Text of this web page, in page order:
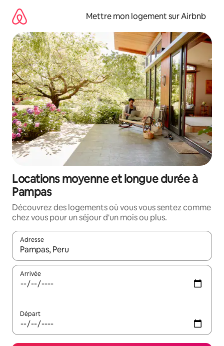
directement
contenu
Mettre mon logement sur Airbnb
Locations moyenne et longue durée à
Pampas
Découvrez des logements où vous vous sentez comme
chez vous pour un séjour d'un mois ou plus.
Adresse
Lorsque les résultats s'affichent, utilisez les flèches vers le
Arrivée
Départ